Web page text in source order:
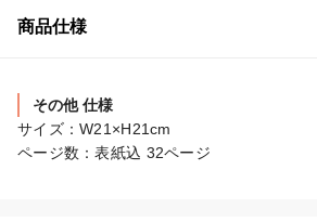
商品仕様
その他 仕様
サイズ：W21×H21cm
ページ数：表紙込 32ページ